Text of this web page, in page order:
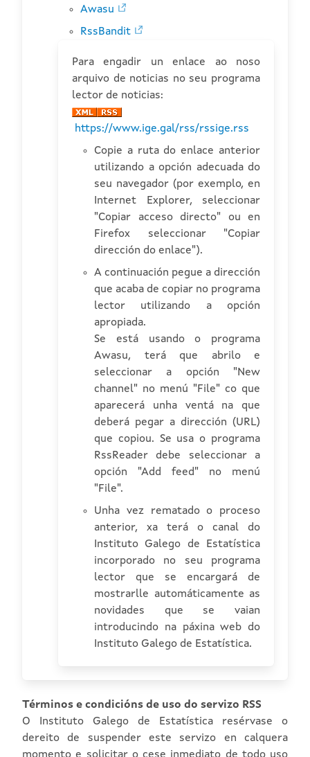
Awasu
RssBandit
Para engadir un enlace ao noso
arquivo de noticias no seu programa
lector de noticias:
https://www.ige.gal/rss/rssige.rss
Copie a ruta do enlace anterior
utilizando a opción adecuada do
seu navegador (por exemplo, en
Internet Explorer, seleccionar
"Copiar acceso directo" ou en
Firefox seleccionar "Copiar
dirección do enlace").
A continuación pegue a dirección
que acaba de copiar no programa
lector utilizando a opción
apropiada.
Se está usando o programa
Awasu, terá que abrilo e
seleccionar a opción "New
channel" no menú "File" co que
aparecerá unha ventá na que
deberá pegar a dirección (URL)
que copiou. Se usa o programa
RssReader debe seleccionar a
opción "Add feed" no menú
"File".
Unha vez rematado o proceso
anterior, xa terá o canal do
Instituto Galego de Estatística
incorporado no seu programa
lector que se encargará de
mostrarlle automáticamente as
novidades que se vaian
introducindo na páxina web do
Instituto Galego de Estatística.
Términos e condicións de uso do servizo RSS
O Instituto Galego de Estatística resérvase o
dereito de suspender este servizo en calquera